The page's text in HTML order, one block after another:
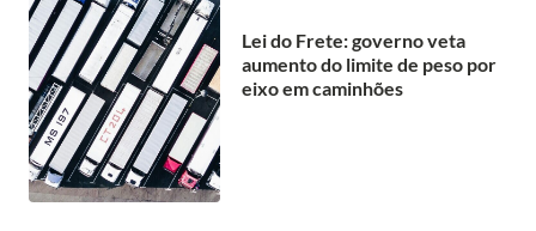
Lei do Frete: governo veta
aumento do limite de peso por
eixo em caminhões